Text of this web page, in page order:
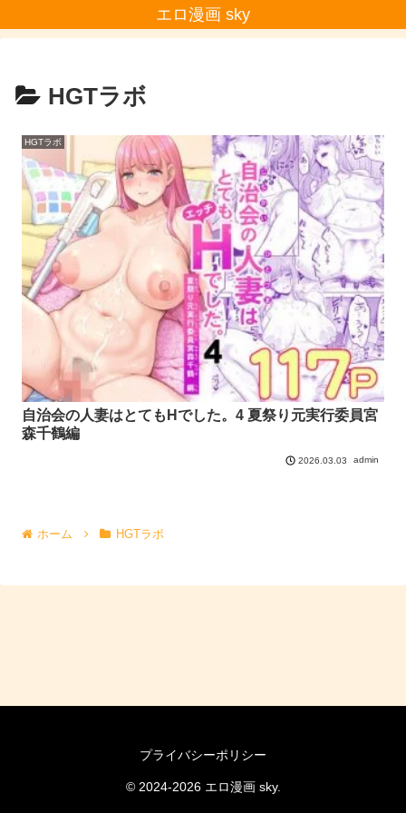
エロ漫画 sky
HGTラボ
HGTラボ
自治会の人妻はとてもHでした。4 夏祭り元実行委員宮
森千鶴編
2026.03.03 admin
ホーム HGTラボ
プライバシーポリシー
© 2024-2026 エロ漫画 sky.